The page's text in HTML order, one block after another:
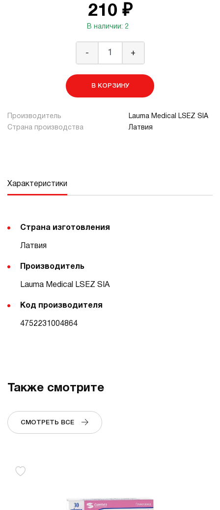
210 ₽
В наличии: 2
- +
В КОРЗИНУ
Производитель
Lauma Medical LSEZ SIA
Страна производства
Латвия
Характеристики
Страна изготовления
Латвия
Производитель
Lauma Medical LSEZ SIA
Код производителя
4752231004864
Также смотрите
СМОТРЕТЬ ВСЕ